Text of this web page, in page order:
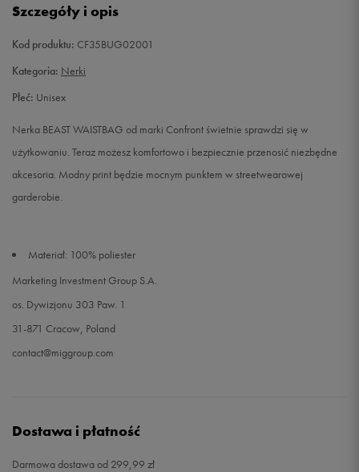
Szczegóły i opis
Kod produktu: CF35BUG02001
Kategoria: Nerki
Płeć: Unisex
Nerka BEAST WAISTBAG od marki Confront świetnie sprawdzi się w
użytkowaniu. Teraz możesz komfortowo i bezpiecznie przenosić niezbędne
akcesoria. Modny print będzie mocnym punktem w streetwearowej
garderobie.
Materiał: 100% poliester
Marketing Investment Group S.A.
os. Dywizjonu 303 Paw. 1
31-871 Cracow, Poland
contact@miggroup.com
Dostawa i płatność
Darmowa dostawa od 299,99 zł